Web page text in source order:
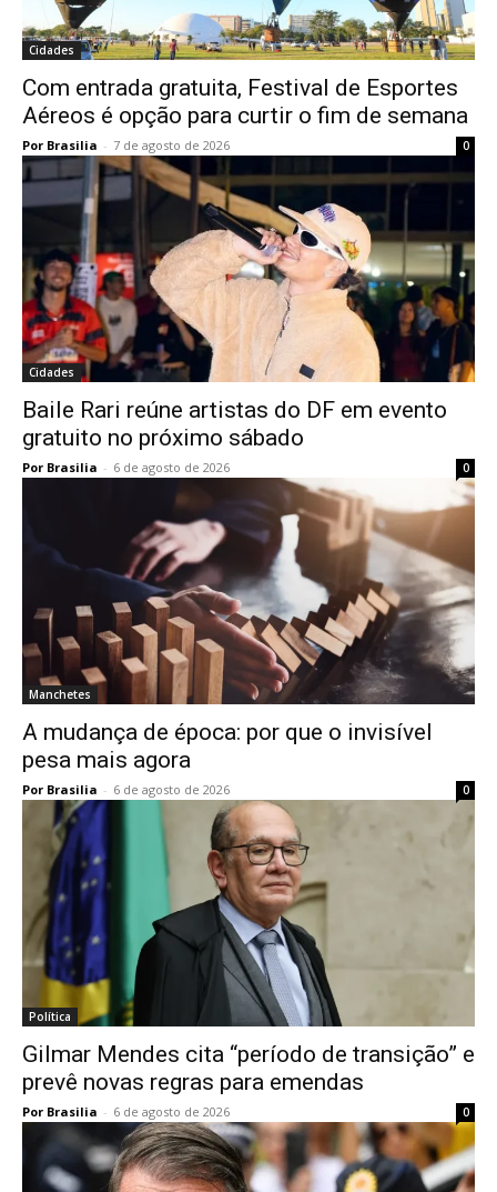
Cidades
Com entrada gratuita, Festival de Esportes
Aéreos é opção para curtir o fim de semana
Por Brasilia - 7 de agosto de 2026 0
Cidades
Baile Rari reúne artistas do DF em evento
gratuito no próximo sábado
Por Brasilia - 6 de agosto de 2026 0
Manchetes
A mudança de época: por que o invisível
pesa mais agora
Por Brasilia - 6 de agosto de 2026 0
Política
Gilmar Mendes cita “período de transição” e
prevê novas regras para emendas
Por Brasilia - 6 de agosto de 2026 0